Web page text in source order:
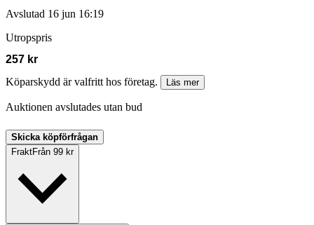
Avslutad 16 jun 16:19
Utropspris
257 kr
Köparskydd är valfritt hos företag.
Läs mer
Auktionen avslutades utan bud
Skicka köpförfrågan
FraktFrån 99 kr